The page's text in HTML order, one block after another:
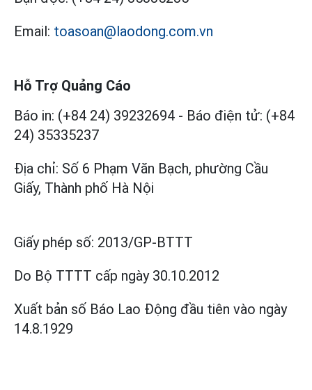
Email: toasoan@laodong.com.vn
Hỗ Trợ Quảng Cáo
Báo in: (+84 24) 39232694 - Báo điện tử: (+84
24) 35335237
Địa chỉ: Số 6 Phạm Văn Bạch, phường Cầu
Giấy, Thành phố Hà Nội
Giấy phép số: 2013/GP-BTTT
Do Bộ TTTT cấp ngày 30.10.2012
Xuất bản số Báo Lao Động đầu tiên vào ngày
14.8.1929